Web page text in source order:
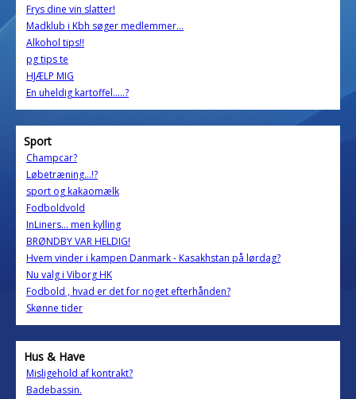
Frys dine vin slatter!
Madklub i Kbh søger medlemmer...
Alkohol tips!!
pg tips te
HJÆLP MIG
En uheldig kartoffel.....?
Sport
Champcar?
Løbetræning...!?
sport og kakaomælk
Fodboldvold
InLiners... men kylling
BRØNDBY VAR HELDIG!
Hvem vinder i kampen Danmark - Kasakhstan på lørdag?
Nu valg i Viborg HK
Fodbold , hvad er det for noget efterhånden?
Skønne tider
Hus & Have
Misligehold af kontrakt?
Badebassin.